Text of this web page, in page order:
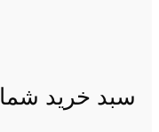
سبد خرید